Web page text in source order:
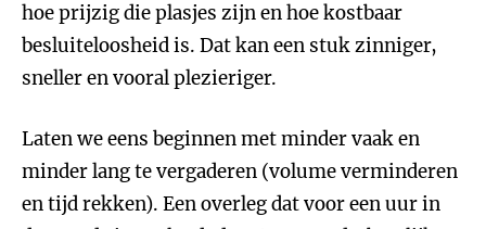
hoe prijzig die plasjes zijn en hoe kostbaar
besluiteloosheid is. Dat kan een stuk zinniger,
sneller en vooral plezieriger.
Laten we eens beginnen met minder vaak en
minder lang te vergaderen (volume verminderen
en tijd rekken). Een overleg dat voor een uur in